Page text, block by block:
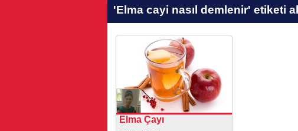
'Elma cayi nasıl demlenir' etiketi
Elma Çayı